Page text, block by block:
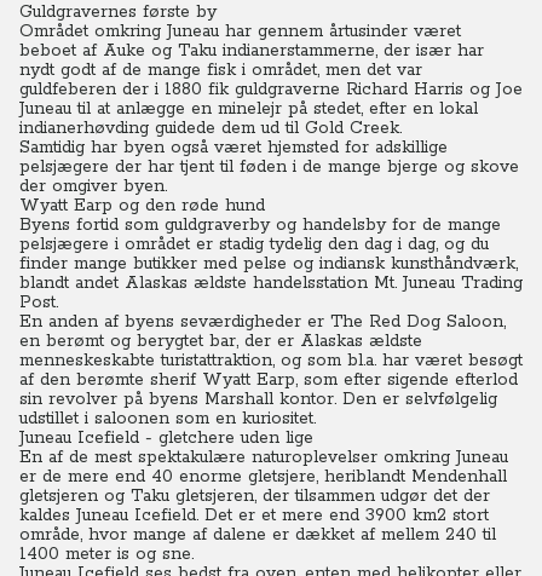
Guldgravernes første by
Området omkring Juneau har gennem årtusinder været
beboet af Auke og Taku indianerstammerne, der især har
nydt godt af de mange fisk i området, men det var
guldfeberen der i 1880 fik guldgraverne Richard Harris og Joe
Juneau til at anlægge en minelejr på stedet, efter en lokal
indianerhøvding guidede dem ud til Gold Creek.
Samtidig har byen også været hjemsted for adskillige
pelsjægere der har tjent til føden i de mange bjerge og skove
der omgiver byen.
Wyatt Earp og den røde hund
Byens fortid som guldgraverby og handelsby for de mange
pelsjægere i området er stadig tydelig den dag i dag, og du
finder mange butikker med pelse og indiansk kunsthåndværk,
blandt andet Alaskas ældste handelsstation Mt. Juneau Trading
Post.
En anden af byens seværdigheder er The Red Dog Saloon,
en berømt og berygtet bar, der er Alaskas ældste
menneskeskabte turistattraktion, og som bl.a. har været besøgt
af den berømte sherif Wyatt Earp, som efter sigende efterlod
sin revolver på byens Marshall kontor. Den er selvfølgelig
udstillet i saloonen som en kuriositet.
Juneau Icefield - gletchere uden lige
En af de mest spektakulære naturoplevelser omkring Juneau
er de mere end 40 enorme gletsjere, heriblandt Mendenhall
gletsjeren og Taku gletsjeren, der tilsammen udgør det der
kaldes Juneau Icefield. Det er et mere end 3900 km2 stort
område, hvor mange af dalene er dækket af mellem 240 til
1400 meter is og sne.